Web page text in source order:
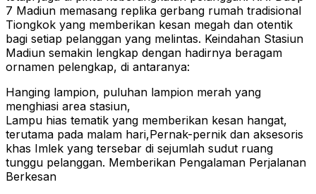
7 Madiun memasang replika gerbang rumah tradisional
Tiongkok yang memberikan kesan megah dan otentik
bagi setiap pelanggan yang melintas. Keindahan Stasiun
Madiun semakin lengkap dengan hadirnya beragam
ornamen pelengkap, di antaranya:
Hanging lampion, puluhan lampion merah yang
menghiasi area stasiun,
Lampu hias tematik yang memberikan kesan hangat,
terutama pada malam hari,Pernak-pernik dan aksesoris
khas Imlek yang tersebar di sejumlah sudut ruang
tunggu pelanggan. Memberikan Pengalaman Perjalanan
Berkesan